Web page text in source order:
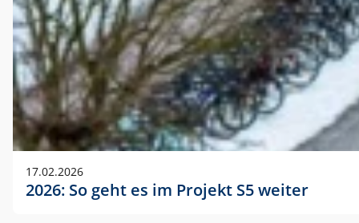
17.02.2026
2026: So geht es im Projekt S5 weiter